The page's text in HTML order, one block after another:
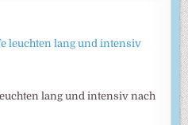
lang und intensiv nach